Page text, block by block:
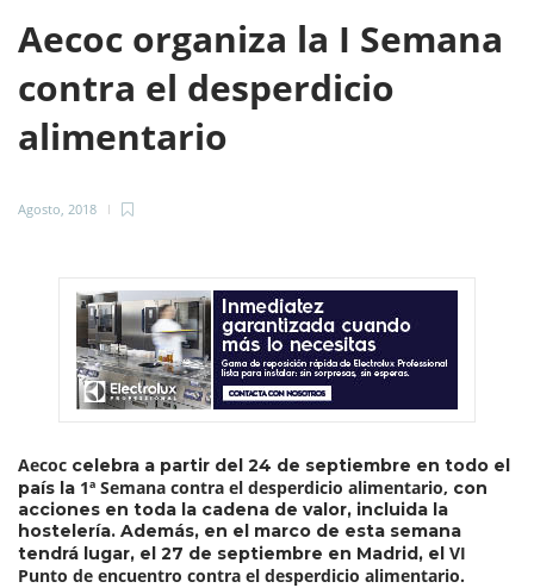
Aecoc organiza la I Semana
contra el desperdicio
alimentario
Agosto, 2018
Aecoc celebra a partir del 24 de septiembre en todo el
país la 1ª Semana contra el desperdicio alimentario, con
acciones en toda la cadena de valor, incluida la
hostelería. Además, en el marco de esta semana
tendrá lugar, el 27 de septiembre en Madrid, el VI
Punto de encuentro contra el desperdicio alimentario.